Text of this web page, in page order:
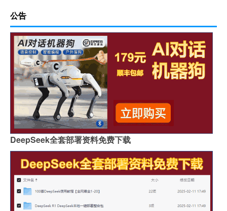
公告
DeepSeek全套部署资料免费下载